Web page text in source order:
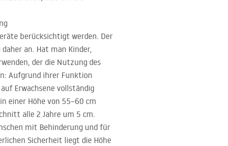
berücksichtigt werden. Der
an. Hat man Kinder,
der die Nutzung des
Aufgrund ihrer Funktion
Erwachsene vollständig
einer Höhe von 55–60 cm
alle 2 Jahre um 5 cm.
mit Behinderung und für
Sicherheit liegt die Höhe